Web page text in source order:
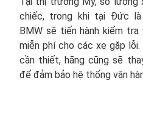
chiếc, trong khi tại Đức là
BMW sẽ tiến hành kiểm
miễn phí cho các xe gặp
cần thiết, hãng cũng sẽ
để đảm bảo hệ thống vận